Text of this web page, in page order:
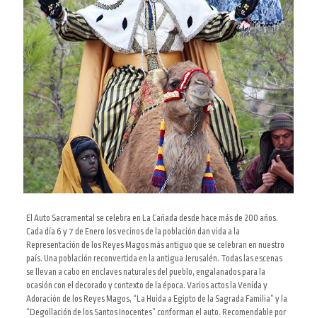
El Auto Sacramental se celebra en La Cañada desde hace más de 200 años.
Cada día 6 y 7 de Enero los vecinos de la población dan vida a la
Representación de los Reyes Magos más antiguo que se celebran en nuestro
país. Una población reconvertida en la antigua Jerusalén. Todas las escenas
se llevan a cabo en enclaves naturales del pueblo, engalanados para la
ocasión con el decorado y contexto de la época. Varios actos la Venida y
Adoración de los Reyes Magos, “La Huida a Egipto de la Sagrada Familia” y la
“Degollación de los Santos Inocentes” conforman el auto. Recomendable por